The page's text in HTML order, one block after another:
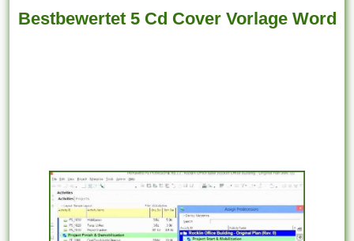
Bestbewertet 5 Cd Cover Vorlage Word